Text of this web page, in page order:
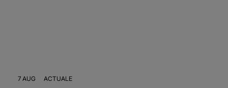
7 AUG ACTUALE